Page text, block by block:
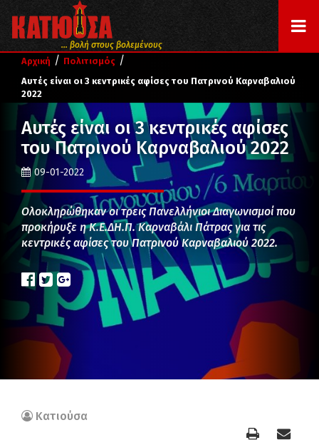
... βολή στους βολεμένους
Αρχική / Πολιτισμός /
Αυτές είναι οι 3 κεντρικές αφίσες του Πατρινού Καρναβαλιού
2022
Αυτές είναι οι 3 κεντρικές αφίσες
του Πατρινού Καρναβαλιού 2022
09-01-2022
Ολοκληρώθηκαν οι τρεις Πανελλήνιοι Διαγωνισμοί που
προκήρυξε η Κ.Ε.ΔΗ.Π. Καρναβάλι Πάτρας για τις
κεντρικές αφίσες του Πατρινού Καρναβαλιού 2022.
Κατιούσα